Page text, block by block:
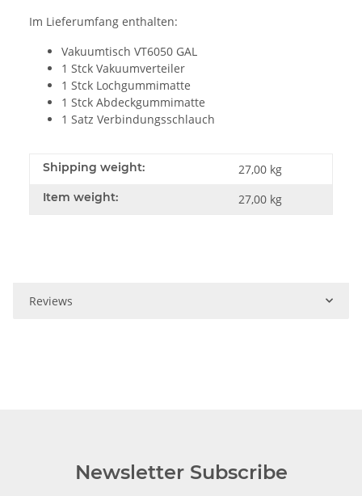
Im Lieferumfang enthalten:
Vakuumtisch VT6050 GAL
1 Stck Vakuumverteiler
1 Stck Lochgummimatte
1 Stck Abdeckgummimatte
1 Satz Verbindungsschlauch
Shipping weight: 27,00 kg
Item weight: 27,00 kg
Reviews
Newsletter Subscribe